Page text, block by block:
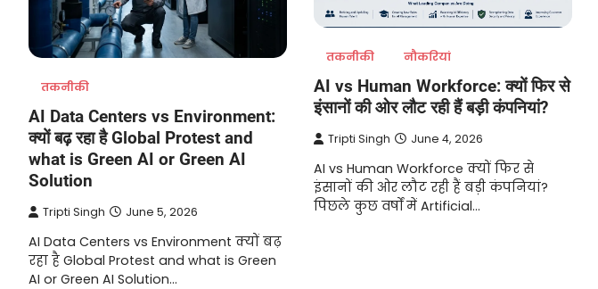
तकनीकी
AI Data Centers vs Environment:
क्यों बढ़ रहा है Global Protest and
what is Green AI or Green AI
Solution
Tripti Singh June 5, 2026
AI Data Centers vs Environment क्यों बढ़
रहा है Global Protest and what is Green
AI or Green AI Solution…
तकनीकी नौकरियां
AI vs Human Workforce: क्यों फिर से
इंसानों की ओर लौट रही हैं बड़ी कंपनियां?
Tripti Singh June 4, 2026
AI vs Human Workforce क्यों फिर से
इंसानों की ओर लौट रही हैं बड़ी कंपनियां?
पिछले कुछ वर्षों में Artificial…